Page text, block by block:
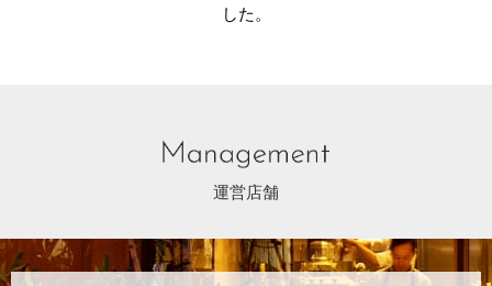
した。
運営店舗